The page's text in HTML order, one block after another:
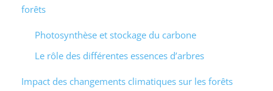
forêts
Photosynthèse et stockage du carbone
Le rôle des différentes essences d’arbres
Impact des changements climatiques sur les forêts